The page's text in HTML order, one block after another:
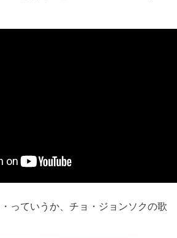
っていうか、チョ・ジョンソクの歌